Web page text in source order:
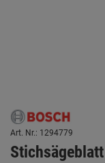
Art. Nr.: 1294779